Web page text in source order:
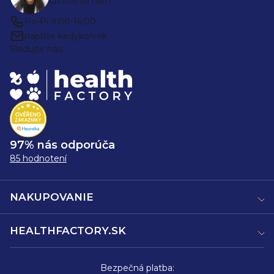
Po-Pi 9:00-16:00
napíšte kedykoľvek
Sledujte nás:
97% nás odporúča
85 hodnotení
NAKUPOVANIE
HEALTHFACTORY.SK
Bezpečná platba: